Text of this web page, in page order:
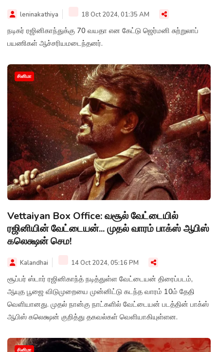
leninakathiya 18 Oct 2024, 01:35 AM
நடிகர் ரஜினிகாந்துக்கு 70 வயதா என கேட்டு ஜெர்மனி சுற்றுலாப்
பயணிகள் ஆச்சரியமடைந்தனர்.
சினிமா
Vettaiyan Box Office: வசூல் வேட்டையில்
ரஜினியின் வேட்டையன்... முதல் வாரம் பாக்ஸ் ஆபிஸ்
கலெக்ஷன் செம!
Kalandhai 14 Oct 2024, 05:16 PM
சூப்பர் ஸ்டார் ரஜினிகாந்த் நடித்துள்ள வேட்டையன் திரைப்படம்,
ஆயுத பூஜை விடுமுறையை முன்னிட்டு கடந்த வாரம் 10ம் தேதி
வெளியானது. முதல் நான்கு நாட்களில் வேட்டையன் படத்தின் பாக்ஸ்
ஆபிஸ் கலெக்ஷன் குறித்து தகவல்கள் வெளியாகியுள்ளன.
சினிமா